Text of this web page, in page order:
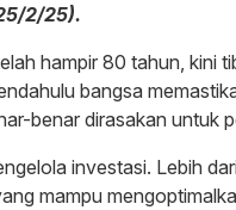
2/25).
hampir 80 tahun, kini
bangsa
benar dirasakan untuk
investasi. Lebih
mampu